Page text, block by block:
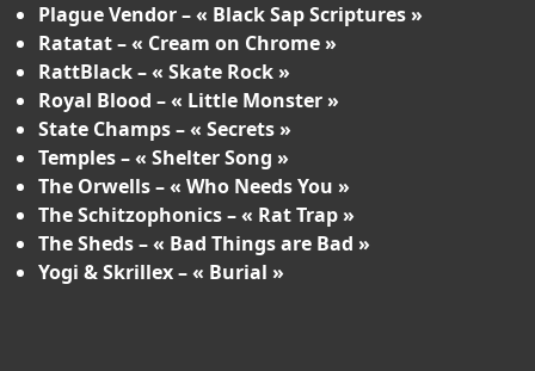
Plague Vendor – « Black Sap Scriptures »
Ratatat – « Cream on Chrome »
RattBlack – « Skate Rock »
Royal Blood – « Little Monster »
State Champs – « Secrets »
Temples – « Shelter Song »
The Orwells – « Who Needs You »
The Schitzophonics – « Rat Trap »
The Sheds – « Bad Things are Bad »
Yogi & Skrillex – « Burial »